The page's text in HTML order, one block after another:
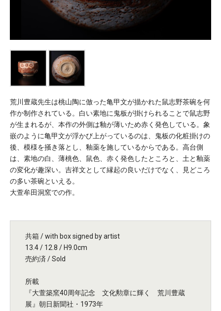
荒川豊蔵先生は桃山陶に倣った亀甲文が描かれた鼠志野茶碗を何
作か制作されている。白い素地に鬼板が掛けられることで鼠志野
が生まれるが、本作の外側は釉が薄いため赤く発色している。象
嵌のように亀甲文が浮かび上がっているのは、鬼板の化粧掛けの
後、模様を掻き落とし、釉薬を施しているからである。高台側
は、素地の白、薄桃色、鼠色、赤く発色したところと、土と釉薬
の変化が趣深い。吉祥文として縁起の良いだけでなく、見どころ
の多い茶碗といえる。
大萱牟田洞窯での作。
共箱 / with box signed by artist
13.4 / 12.8 / H9.0cm
売約済 / Sold
所載
『大萱築窯40周年記念 文化勲章に輝く 荒川豊蔵
展』朝日新聞社・1973年